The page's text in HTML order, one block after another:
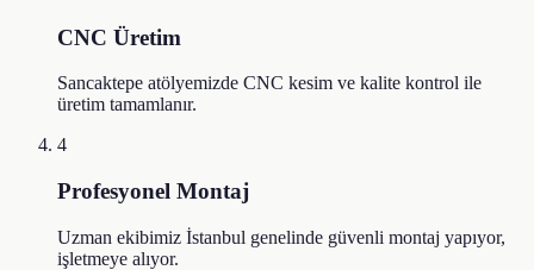
CNC Üretim
Sancaktepe atölyemizde CNC kesim ve kalite kontrol ile
üretim tamamlanır.
4
Profesyonel Montaj
Uzman ekibimiz İstanbul genelinde güvenli montaj yapıyor,
işletmeye alıyor.